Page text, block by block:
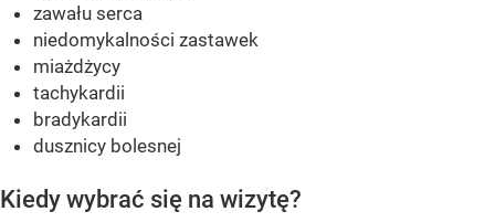
zawału serca
niedomykalności zastawek
miażdżycy
tachykardii
bradykardii
dusznicy bolesnej
Kiedy wybrać się na wizytę?